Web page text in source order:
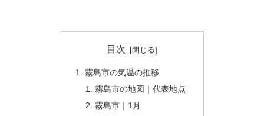
目次
霧島市の気温の推移
霧島市の地図｜代表地点
霧島市｜1月